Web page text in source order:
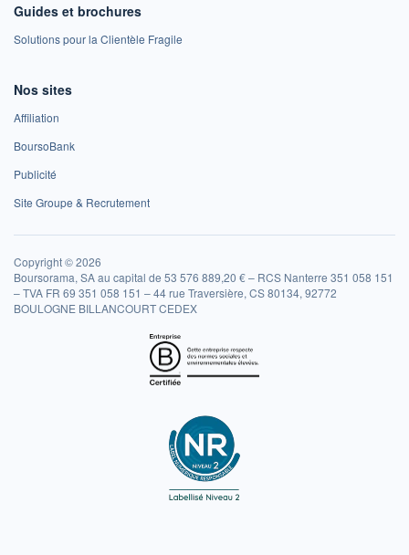
Guides et brochures
Solutions pour la Clientèle Fragile
Nos sites
Affiliation
BoursoBank
Publicité
Site Groupe & Recrutement
Copyright © 2026
Boursorama, SA au capital de 53 576 889,20 € – RCS Nanterre 351 058 151
– TVA FR 69 351 058 151 – 44 rue Traversière, CS 80134, 92772
BOULOGNE BILLANCOURT CEDEX